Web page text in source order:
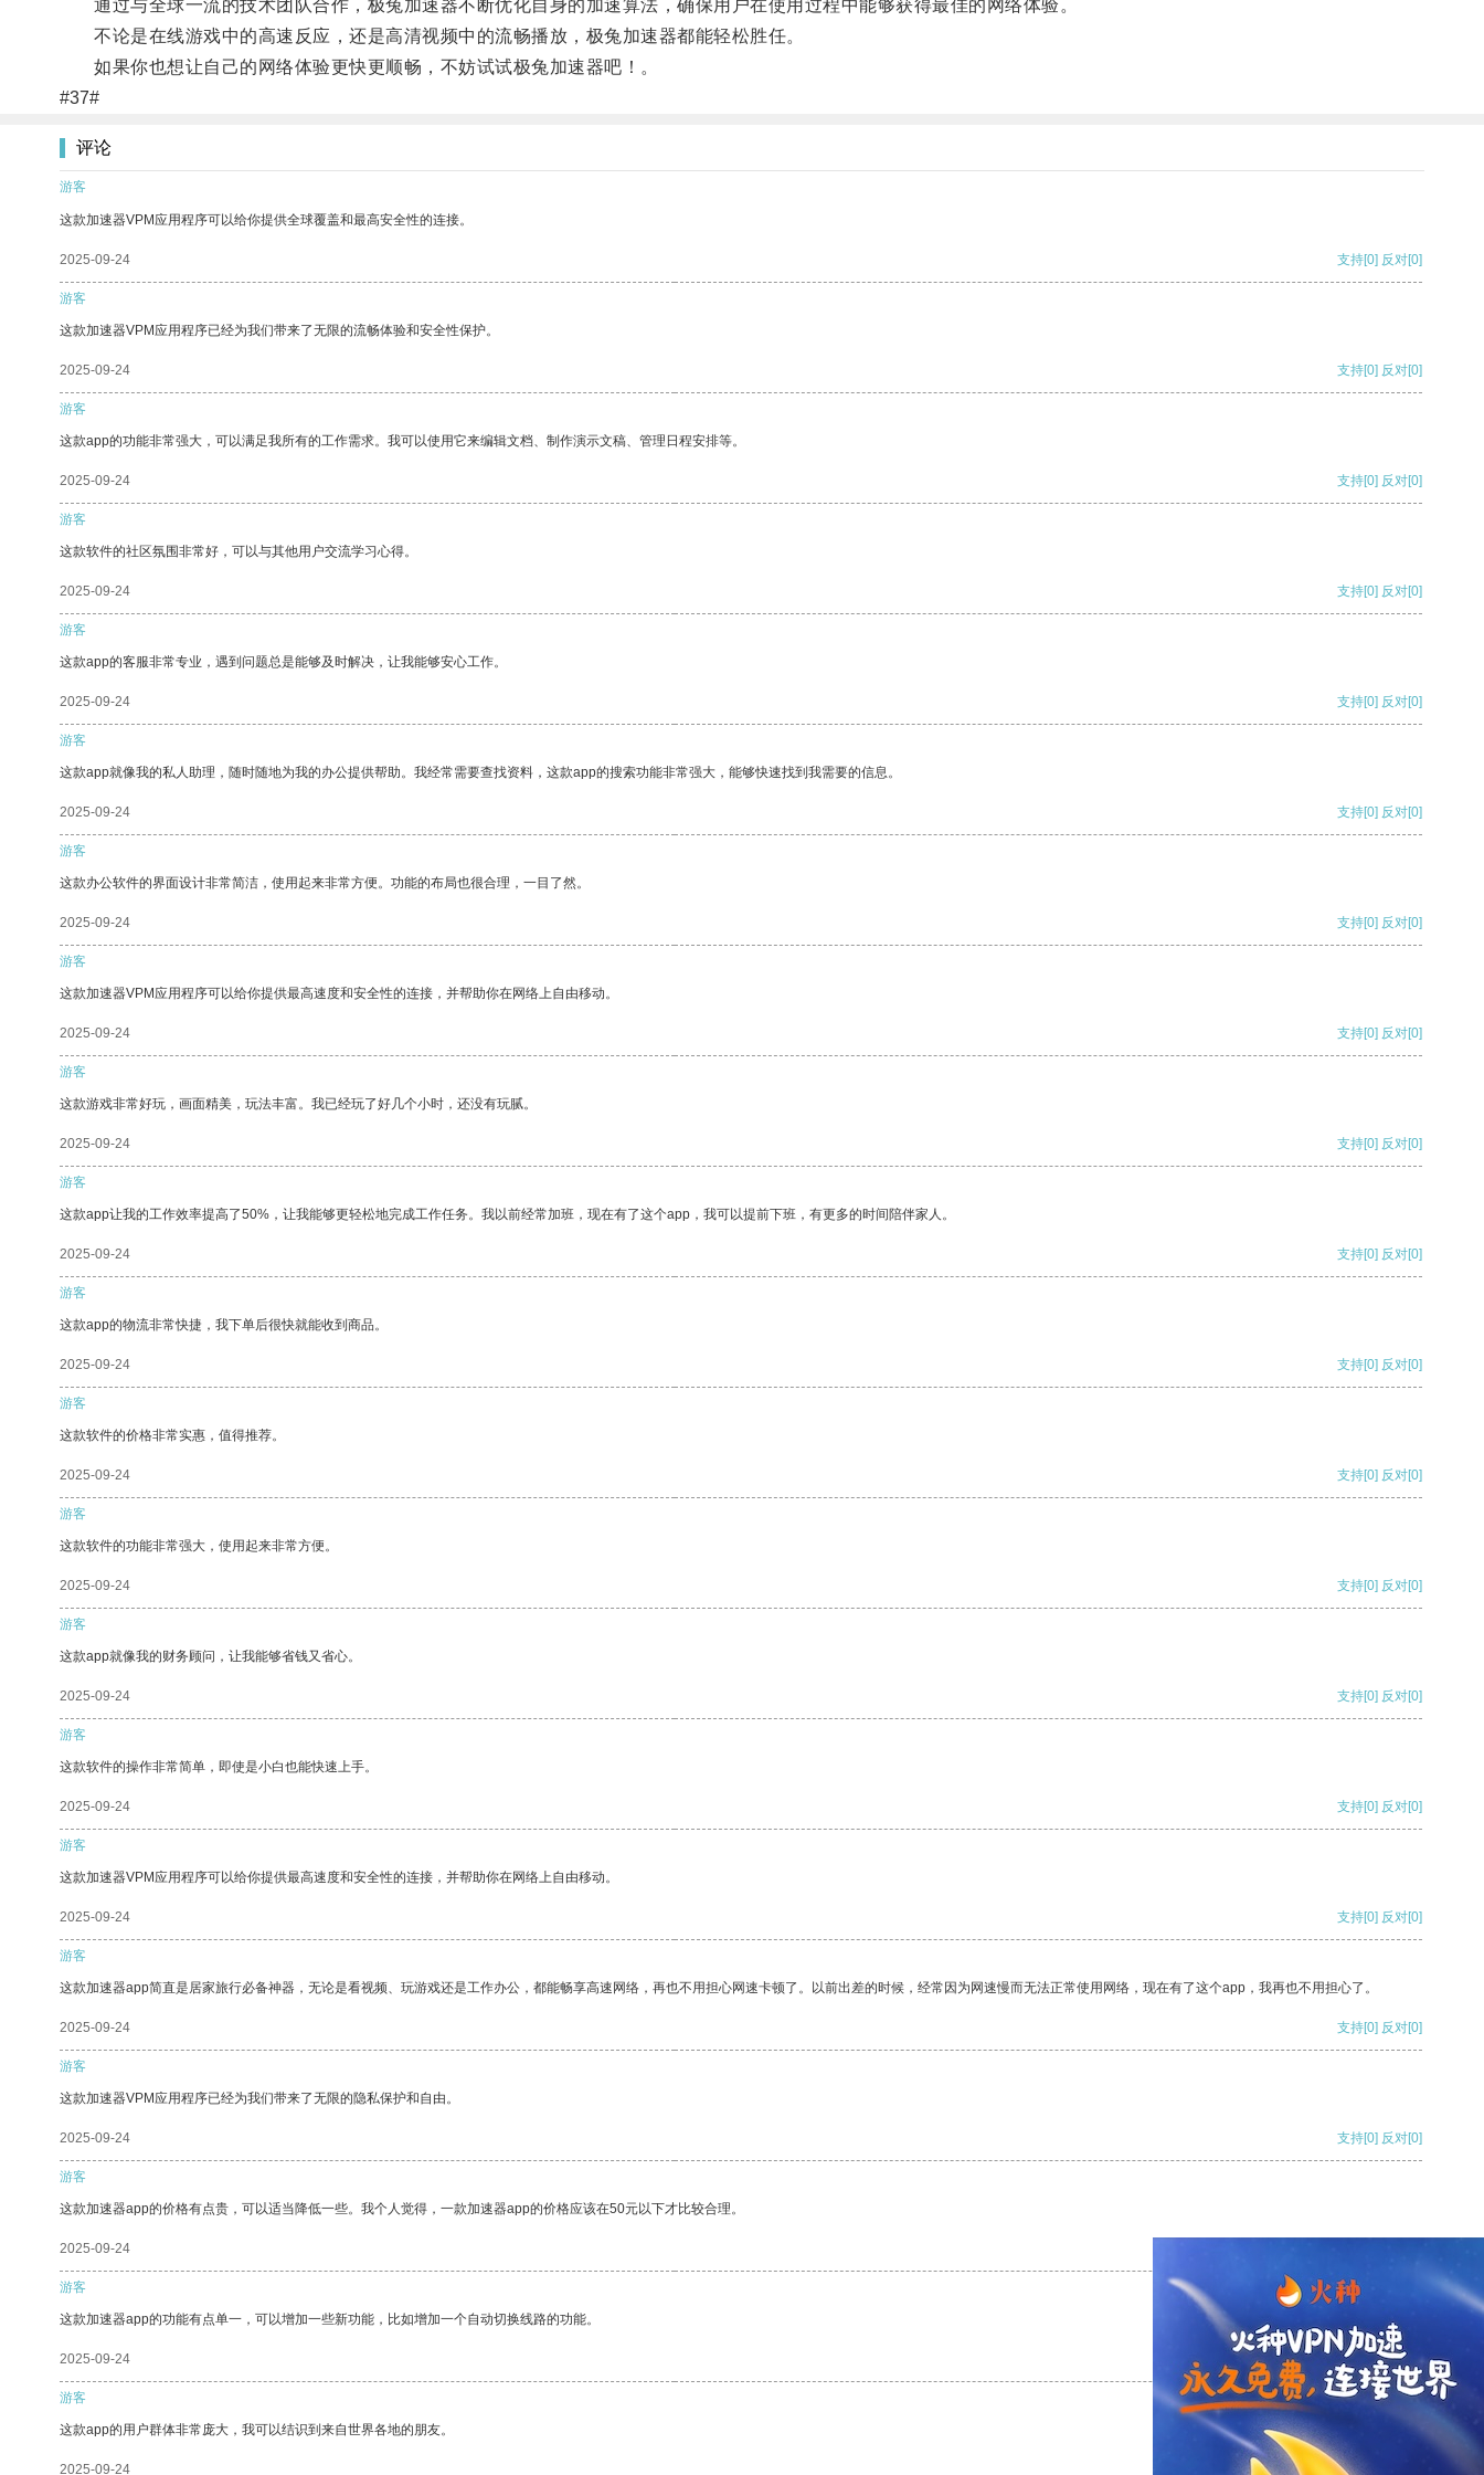
通过与全球一流的技术团队合作，极兔加速器不断优化自身的加速算法，确保用户在使用过程中能够获得最佳的网络体验。
不论是在线游戏中的高速反应，还是高清视频中的流畅播放，极兔加速器都能轻松胜任。
如果你也想让自己的网络体验更快更顺畅，不妨试试极兔加速器吧！。
#37#
评论
游客
这款加速器VPM应用程序可以给你提供全球覆盖和最高安全性的连接。
2025-09-24 支持[0] 反对[0]
游客
这款加速器VPM应用程序已经为我们带来了无限的流畅体验和安全性保护。
2025-09-24 支持[0] 反对[0]
游客
这款app的功能非常强大，可以满足我所有的工作需求。我可以使用它来编辑文档、制作演示文稿、管理日程安排等。
2025-09-24 支持[0] 反对[0]
游客
这款软件的社区氛围非常好，可以与其他用户交流学习心得。
2025-09-24 支持[0] 反对[0]
游客
这款app的客服非常专业，遇到问题总是能够及时解决，让我能够安心工作。
2025-09-24 支持[0] 反对[0]
游客
这款app就像我的私人助理，随时随地为我的办公提供帮助。我经常需要查找资料，这款app的搜索功能非常强大，能够快速找到我需要的信息。
2025-09-24 支持[0] 反对[0]
游客
这款办公软件的界面设计非常简洁，使用起来非常方便。功能的布局也很合理，一目了然。
2025-09-24 支持[0] 反对[0]
游客
这款加速器VPM应用程序可以给你提供最高速度和安全性的连接，并帮助你在网络上自由移动。
2025-09-24 支持[0] 反对[0]
游客
这款游戏非常好玩，画面精美，玩法丰富。我已经玩了好几个小时，还没有玩腻。
2025-09-24 支持[0] 反对[0]
游客
这款app让我的工作效率提高了50%，让我能够更轻松地完成工作任务。我以前经常加班，现在有了这个app，我可以提前下班，有更多的时间陪伴家人。
2025-09-24 支持[0] 反对[0]
游客
这款app的物流非常快捷，我下单后很快就能收到商品。
2025-09-24 支持[0] 反对[0]
游客
这款软件的价格非常实惠，值得推荐。
2025-09-24 支持[0] 反对[0]
游客
这款软件的功能非常强大，使用起来非常方便。
2025-09-24 支持[0] 反对[0]
游客
这款app就像我的财务顾问，让我能够省钱又省心。
2025-09-24 支持[0] 反对[0]
游客
这款软件的操作非常简单，即使是小白也能快速上手。
2025-09-24 支持[0] 反对[0]
游客
这款加速器VPM应用程序可以给你提供最高速度和安全性的连接，并帮助你在网络上自由移动。
2025-09-24 支持[0] 反对[0]
游客
这款加速器app简直是居家旅行必备神器，无论是看视频、玩游戏还是工作办公，都能畅享高速网络，再也不用担心网速卡顿了。以前出差的时候，经常因为网速慢而无法正常使用网络，现在有了这个app，我再也不用担心了。
2025-09-24 支持[0] 反对[0]
游客
这款加速器VPM应用程序已经为我们带来了无限的隐私保护和自由。
2025-09-24 支持[0] 反对[0]
游客
这款加速器app的价格有点贵，可以适当降低一些。我个人觉得，一款加速器app的价格应该在50元以下才比较合理。
2025-09-24
游客
这款加速器app的功能有点单一，可以增加一些新功能，比如增加一个自动切换线路的功能。
2025-09-24 支持 [0] 反对 [0]
游客
这款app的用户群体非常庞大，我可以结识到来自世界各地的朋友。
2025-09-24 支持